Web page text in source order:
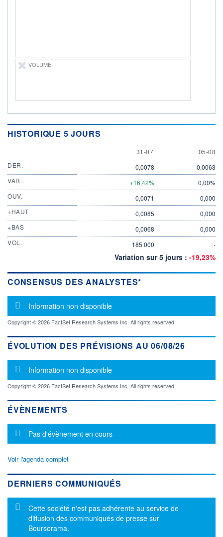
VOLUME
HISTORIQUE 5 JOURS
31 JULY
31-07 5
05-08
DER.
0,0078
0,0063
VAR.
+16,42%
0,00%
OUV.
0,0071
0,000
+HAUT
0,0085
0,000
+BAS
0,0068
0,000
VOL.
185 000 -
Variation sur 5 jours : -19,23%
CONSENSUS DES ANALYSTES*
Message d'information
Information non disponible
Copyright © 2026 FactSet Research Systems Inc. All rights reserved.
ÉVOLUTION DES PRÉVISIONS AU 06/08/26
Message d'information
Information non disponible
Copyright © 2026 FactSet Research Systems Inc. All rights reserved.
ÉVÈNEMENTS
Message d'information
Pas d'évènement en cours
Voir l'agenda complet
DERNIERS COMMUNIQUÉS
Message d'information
Cette société n'est pas adhérente au service de
diffusion des communiqués de presse sur
Boursorama.